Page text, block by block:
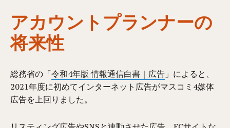
アカウントプランナーの
将来性
総務省の「令和4年版 情報通信白書｜広告 」によると、
2021年度に初めてインターネット広告がマスコミ4媒体
広告を上回りました。